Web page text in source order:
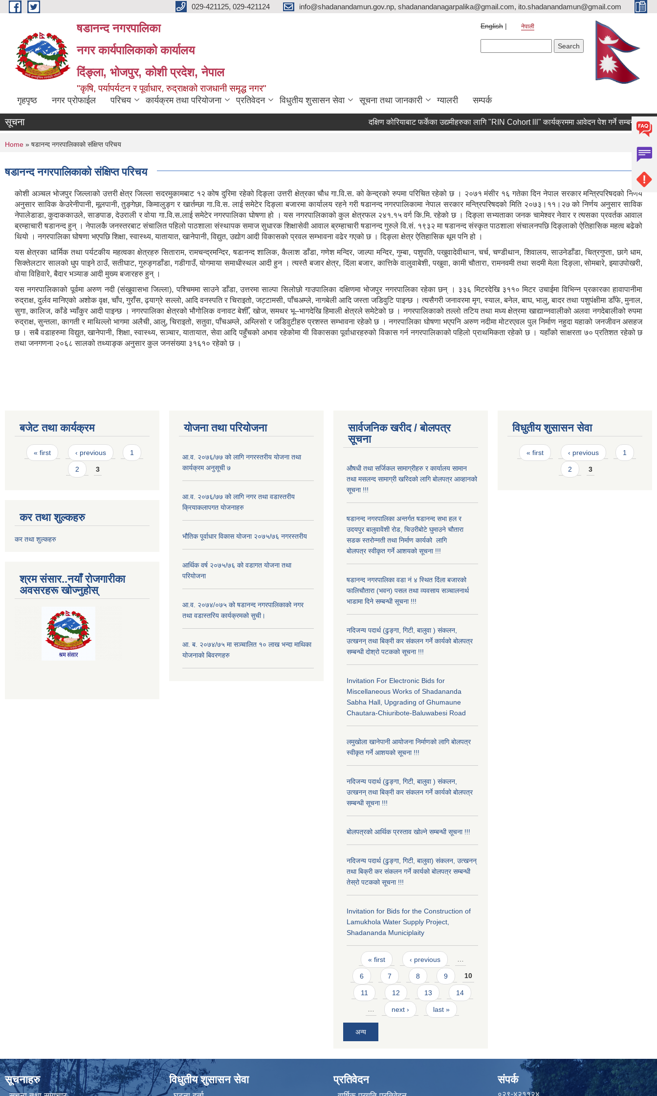
Skip to main content 029-421125, 029-421124 info@shadanandamun.gov.np, shadanandanagarpalika@gmail.com, ito.shadanandamun@gmail.com
षडानन्द नगरपालिका
नगर कार्यपालिकाको कार्यालय
दिंङ्ला, भोजपुर, कोशी प्रदेश, नेपाल
"कृषि, पर्यापर्यटन र पूर्वाधार, रुद्राक्षको राजधानी समृद्ध नगर"
English नेपाली
गृहपृष्ठ नगर प्रोफाईल परिचय कार्यक्रम तथा परियोजना प्रतिवेदन विधुतीय शुसासन सेवा सूचना तथा जानकारी ग्यालरी सम्पर्क
सूचना दक्षिण कोरियाबाट फर्केका उद्यमीहरुका लागि "RIN Cohort lll" कार्यक्रममा आवेदन पेश गर्ने सम्बन्धी श्री
You are here
Home » षडानन्द नगरपालिकाको संक्षिप्त परिचय
षडानन्द नगरपालिकाको संक्षिप्त परिचय
कोशी अञ्चल भोजपुर जिल्लाको उत्तरी क्षेत्र जिल्ला सदरमुकामबाट १२ कोष दुरिमा रहेको दिङ्ला उत्तरी क्षेत्रका चौध गा.वि.स. को केन्द्रको रुपमा परिचित रहेको छ । २०७१ मंसीर १६ गतेका दिन नेपाल सरकार मन्त्रिपरिषदको निर्णय
अनुसार साविक केउरेनीपानी, मूलपानी, तुङ्गेछा, किमालुङ्ग र खार्तम्छा गा.वि.स. लाई समेटेर दिङ्ला बजारमा कार्यालय रहने गरी षडानन्द नगरपालिकामा नेपाल सरकार मन्त्रिपरिषदको मिति २०७३।११।२७ को निर्णय अनुसार साविक
नेपालेडाडा, कुदाककाउले, साङपाङ, देउराली र वोया गा.वि.स.लाई समेटेर नगरपालिका घोषणा हो । यस नगरपालिकाको कुल क्षेत्रफल २४१.१५ वर्ग कि.मि. रहेको छ । दिङ्ला सभ्यताका जनक चामेश्वर नेवार र त्यसका प्रवर्तक आवाल
ब्रम्हाचारी षडानन्द हुन् । नेपालकै जनस्तरबाट संचालित पहिलो पाठशाला संस्थापक समाज सुधारक शिक्षासेवी आवाल ब्रम्हाचारी षडानन्द गुरुले वि.सं. १९३२ मा षडानन्द संस्कृत पाठशाला संचालनपछि दिङ्लाको ऐतिहासिक महत्व बढेको
थियो । नगरपालिका घोषणा भएपछि शिक्षा, स्वास्थ्य, यातायात, खानेपानी, विद्युत, उद्योग आदी विकासको प्रवल सम्भावना वढेर गएको छ । दिङ्ला क्षेत्र ऐतिहासिक थूम पनि हो ।
यस क्षेत्रका धार्मिक तथा पर्यटकीय महत्वका क्षेत्रहरु सिताराम, रामचन्द्रमन्दिर, षडानन्द शालिक, कैलाश डाँडा, गणेश मन्दिर, जाल्पा मन्दिर, गुम्बा, पशुपति, पखुवादेवीथान, चर्च, चण्डीथान, शिवालय, साउनेडाँडा, चित्रगुप्ता, छागे धाम,
सिक्तेलटार सालको धुप पाइने ठाउँ, सतीघाट, गुरुङ्गडाँडा, गडीगाउँ, योगमाया समाधीस्थल आदी हुन । त्यस्तै बजार क्षेत्र, दिंला बजार, कात्तिके वालुवाबेशी, पखुवा, कामी चौतारा, रामनवमी तथा सदमी मेला दिङ्ला, सोमबारे, झ्याउपोखरी,
वोया विहिवारे, बैदार भञ्याङ आदी मुख्य बजारहरु हुन् ।
यस नगरपालिकाको पूर्वमा अरुण नदी (संखुवासभा जिल्ला), पश्चिममा साउने डाँडा, उत्तरमा साल्पा सिलोछो गाउपालिका दक्षिणमा भोजपुर नगरपालिका रहेका छन् । ३३६ मिटरदेखि ३११० मिटर उचाईमा विभिन्न प्रकारका हावापानीमा
रुद्राक्ष, दुर्लव मानिएको अशोक वृक्ष, चाँप, गुराँस, ढ्याग्रे सल्लो, आदि वनस्पति र चिराइतो, जट्टामसी, पाँचअम्ले, नागबेली आदि जस्ता जडिवुटि पाइन्छ । त्यसैगरी जनावरमा मृग, स्याल, बनेल, बाघ, भालु, बादर तथा पशुपंक्षीमा डाँफे, मुनाल,
सुगा, कालिज, काँडे भ्याँकुर आदी पाइन्छ । नगरपालिका क्षेत्रको भौगोलिक वनावट बेशीँ, खोज, समथर भू–भागदेखि हिमाली क्षेत्रले समेटेको छ । नगरपालिकाको तल्लो तटिय तथा मध्य क्षेत्रमा खाद्यान्नवालीको अलवा नगदेबालीको रुपमा
रुद्राक्ष, सुन्तला, कागती र माथिल्लो भागमा अलैची, आलु, चिराइतो, सतुवा, पाँचअम्ले, अम्लिसो र जडिवुटीहरु प्रशस्त सम्भावना रहेको छ । नगरपालिका घोषणा भएपनि अरुण नदीमा मोटरएवल पुल निर्माण नहुदा यहाको जनजीवन असहज
छ । सबै वडाहरुमा विद्युत, खानेपानी, शिक्षा, स्वास्थ्य, सञ्चार, यातायात, सेवा आदि पहुँचको अभाव रहेकोमा यी विकासका पूर्वाधारहरुको विकास गर्न नगरपालिकाको पहिलो प्राथमिकता रहेको छ । यहाँको साक्षरता ७० प्रतिशत रहेको छ
तथा जनगणना २०६८ सालको तथ्याङ्क अनुसार कुल जनसंख्या ३१६१० रहेको छ ।
बजेट तथा कार्यक्रम
Pages
« first ‹ previous 1
2 3
कर तथा शुल्कहरु
कर तथा शुल्कहरु
श्रम संसार..नयाँ रोजगारीका
अवसरहरू खोज्नुहोस्
योजना तथा परियोजना
आ.व. २०७६/७७ को लागि नगरस्तरीय योजना तथा
कार्यक्रम अनुसूची ७
आ.व. २०७६/७७ को लागि नगर तथा वडास्तरीय
क्रियाकलापगत योजनाहरु
भौतिक पूर्वाधार विकास योजना २०७५/७६ नगरस्तरीय
आर्थिक वर्ष २०७५/७६ को वडागत योजना तथा
परियोजना
आ.व. २०७४/०७५ को षडानन्द नगरपालिकाको नगर
तथा वडास्तरिय कार्यक्रमको सुची।
आ. ब. २०७४/७५ मा सञ्चालित १० लाख भन्दा माथिका
योजनाको बिवरणहरु
सार्वजनिक खरीद / बोलपत्र
सूचना
औषधी तथा सर्जिकल सामाग्रीहरु र कार्यालय सामान
तथा मसलन्द सामाग्री खरिदको लागि बोलपत्र आव्हानको
सूचना !!!
षडानन्द नगरपालिका अन्तर्गत षडानन्द सभा हल र
उदयपुर बालुवावेंशी रोड, चिउरीबोटे घुमाउने चौतारा
सडक स्तरोन्नती तथा निर्माण कार्यको लागि
बोलपत्र स्वीकृत गर्ने आशयको सूचना !!!
षडानन्द नगरपालिका वडा नं ४ स्थित दिंला बजारको
फालिचौतारा (भवन) पसल तथा व्यवसाय सञ्चालनार्थ
भाडामा दिने सम्बन्धी सूचना !!!
नदिजन्य पदार्थ (ढुङ्गा, गिटी, बालुवा ) संकलन,
उत्खनन् तथा बिक्री कर संकलन गर्ने कार्यको बोलपत्र
सम्बन्धी दोश्रो पटकको सूचना !!!
Invitation For Electronic Bids for
Miscellaneous Works of Shadananda
Sabha Hall, Upgrading of Ghumaune
Chautara-Chiuribote-Baluwabesi Road
लमुखोला खानेपानी आयोजना निर्माणको लागि बोलपत्र
स्वीकृत गर्ने आशयको सूचना !!!
नदिजन्य पदार्थ (ढुङ्गा, गिटी, बालुवा ) संकलन,
उत्खनन् तथा बिक्री कर संकलन गर्ने कार्यको बोलपत्र
सम्बन्धी सूचना !!!
बोलपत्रको आर्थिक प्रस्ताव खोल्ने सम्बन्धी सूचना !!!
नदिजन्य पदार्थ (ढुङ्गा, गिटी, बालुवा) संकलन, उत्खनन्
तथा बिक्री कर संकलन गर्ने कार्यको बोलपत्र सम्बन्धी
तेस्रो पटकको सूचना !!!
Invitation for Bids for the Construction of
Lamukhola Water Supply Project,
Shadananda Municiplaity
Pages
« first ‹ previous …
6 7 8 9 10
11 12 13 14
… next › last »
अन्य
विधुतीय शुसासन सेवा
Pages
« first ‹ previous 1
2 3
सूचनाहरु विधुतीय शुसासन सेवा प्रतिवेदन संपर्क
०२९-४२११२४